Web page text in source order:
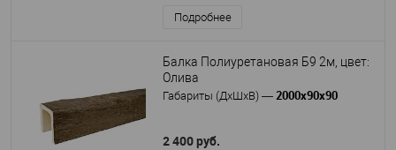
Подробнее
Балка Полиуретановая Б9 2м, цвет:
Олива
Габариты (ДхШхВ) — 2000х90х90
2 400 руб.